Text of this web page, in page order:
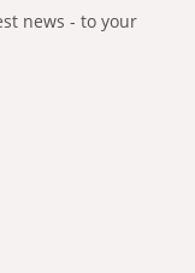
news - to your